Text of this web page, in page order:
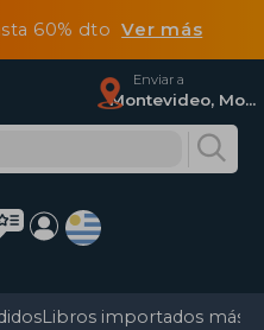
60% dtoVer más
Enviar a
Montevideo, Montevideo
Libros importados más